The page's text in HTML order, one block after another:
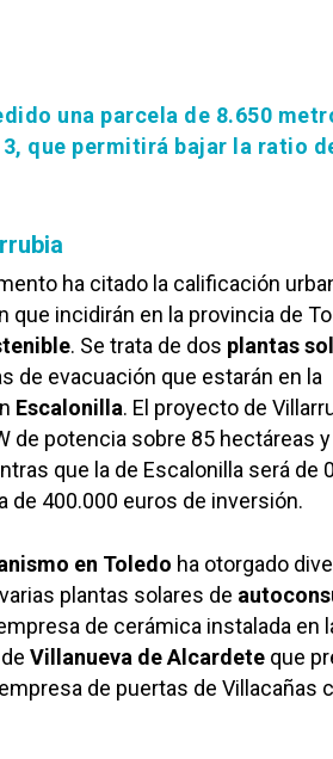
una parcela de 8.650
que permitirá bajar la ratio
ha citado la calificación
incidirán en la provincia de
. Se trata de dos plantas
de evacuación que estarán en la
Escalonilla. El proyecto de
de potencia sobre 85 hectáreas
que la de Escalonilla será de
de 400.000 euros de inversión.
en Toledo ha otorgado
plantas solares de
de cerámica instalada en
Villanueva de Alcardete que
de puertas de Villacañas